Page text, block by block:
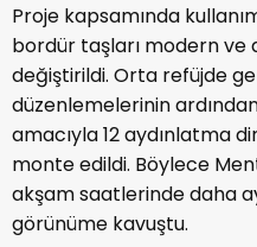
Proje kapsamında
bordür taşları modern ve
değiştirildi. Orta refüjde
düzenlemelerinin
amacıyla 12 aydınlatma
monte edildi. Böylece
akşam saatlerinde daha
görünüme kavuştu.